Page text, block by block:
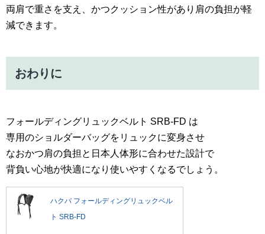
両肩で重さを支え、かつクッション性があり肩の負担が軽
減できます。
おわりに
フォールディングリュックベルト SRB-FD は
専用のショルダーバッグをリュックに変身させ
なおかつ肩の負担と日本人体形に合わせた設計で
背負い心地が快適になり使いやすくなるでしょう。
ハクバ フォールディングリュックベル
ト SRB-FD